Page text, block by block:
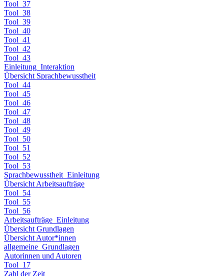
Tool_37
Tool_38
Tool_39
Tool_40
Tool_41
Tool_42
Tool_43
Einleitung_Interaktion
Übersicht Sprachbewusstheit
Tool_44
Tool_45
Tool_46
Tool_47
Tool_48
Tool_49
Tool_50
Tool_51
Tool_52
Tool_53
Sprachbewusstheit_Einleitung
Übersicht Arbeitsaufträge
Tool_54
Tool_55
Tool_56
Arbeitsaufträge_Einleitung
Übersicht Grundlagen
Übersicht Autor*innen
allgemeine_Grundlagen
Autorinnen und Autoren
Tool_17
Zahl der Zeit